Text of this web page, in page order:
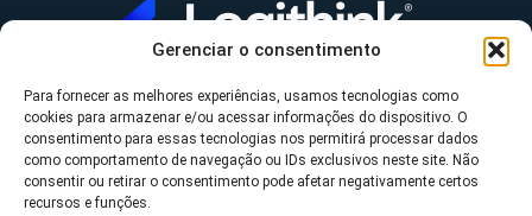
Gerenciar o consentimento
Para fornecer as melhores experiências, usamos tecnologias como
cookies para armazenar e/ou acessar informações do dispositivo. O
consentimento para essas tecnologias nos permitirá processar dados
como comportamento de navegação ou IDs exclusivos neste site. Não
consentir ou retirar o consentimento pode afetar negativamente certos
recursos e funções.
A Logithink
O que fazemos
Contato